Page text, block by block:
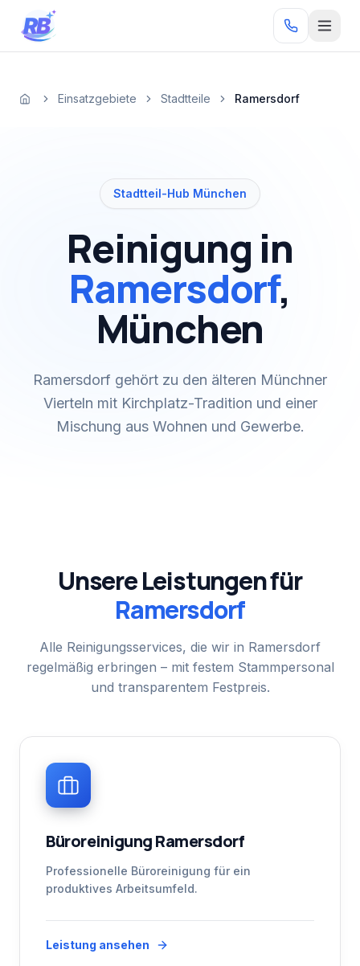
Zum Inhalt springen
RB
StartseiteEinsatzgebiete Stadtteile Ramersdorf
Stadtteil-Hub München
Reinigung in
Ramersdorf,
München
Ramersdorf gehört zu den älteren Münchner
Vierteln mit Kirchplatz-Tradition und einer
Mischung aus Wohnen und Gewerbe.
Unsere Leistungen für
Ramersdorf
Alle Reinigungsservices, die wir in Ramersdorf
regelmäßig erbringen – mit festem Stammpersonal
und transparentem Festpreis.
Büroreinigung Ramersdorf
Professionelle Büroreinigung für ein
produktives Arbeitsumfeld.
Leistung ansehen